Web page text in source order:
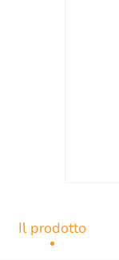
Il prodotto